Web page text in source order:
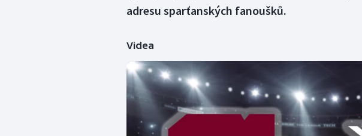
adresu sparťanských fanoušků.
Videa